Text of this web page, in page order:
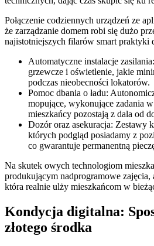
Połączenie codziennych urządzeń ze
że zarządzanie domem robi się dużo
najistotniejszych filarów smart praktyki
Automatyczne instalacje
grzewcze i oświetlenie, jakie
podczas nieobecności lokatorów.
Pomoc dbania o ładu:
mopujące, wykonujące zadania
mieszkańcy pozostają z dala od
Dozór oraz asekuracja: Zestawy
których podgląd posiadamy z
co gwarantuje permanentną
Na skutek owych technologiom
produkującym nadprogramowe zajęcia,
która realnie ulży mieszkańcom w
Kondycja digitalna:
złotego środka